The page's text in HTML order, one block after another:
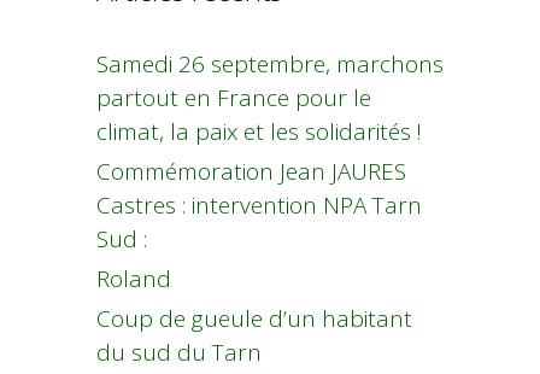
Samedi 26 septembre, marchons
partout en France pour le
climat, la paix et les solidarités !
Commémoration Jean JAURES
Castres : intervention NPA Tarn
Sud :
Roland
Coup de gueule d’un habitant
du sud du Tarn